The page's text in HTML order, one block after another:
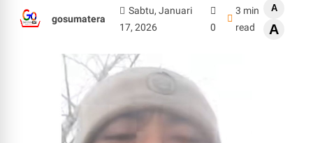
gosumatera
Sabtu, Januari
17, 2026
0
3 min
read
A
A